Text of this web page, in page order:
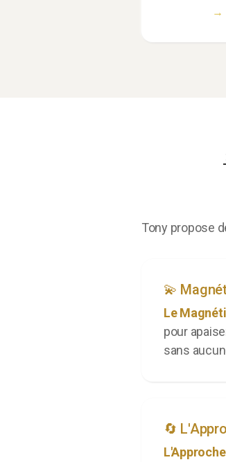
→
Tony propose
💫
Le
pour
sans
🔄